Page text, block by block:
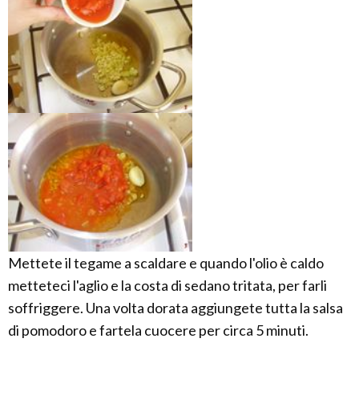
Mettete il tegame a scaldare e quando l'olio è caldo
metteteci l'aglio e la costa di sedano tritata, per farli
soffriggere. Una volta dorata aggiungete tutta la salsa
di pomodoro e fartela cuocere per circa 5 minuti.